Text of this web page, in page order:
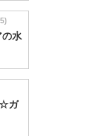
の水
☆ガ